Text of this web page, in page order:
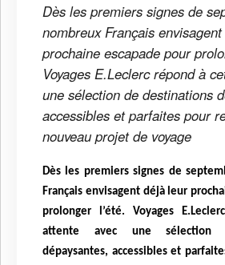
Dès les premiers signes de
nombreux Français
prochaine escapade pour
Voyages E.Leclerc répond à
une sélection de destinations
accessibles et parfaites pour
nouveau projet de voyage
Dès les premiers signes de
Français envisagent déjà leur
prolonger l’été. Voyages
attente avec une sélection
dépaysantes, accessibles et